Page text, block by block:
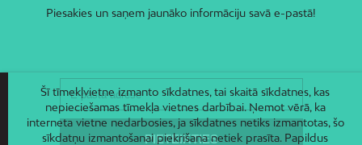
Piesakies un saņem jaunāko informāciju savā e-pastā!
Šī tīmekļvietne izmanto sīkdatnes, tai skaitā sīkdatnes, kas
nepieciešamas tīmekļa vietnes darbībai. Ņemot vērā, ka
interneta vietne nedarbosies, ja sīkdatnes netiks izmantotas, šo
sīkdatņu izmantošanai piekrišana netiek prasīta. Papildus